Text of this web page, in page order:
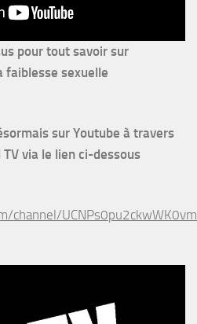
pour tout savoir sur
faiblesse sexuelle
sur Youtube à travers
via le lien ci-dessous
channel/